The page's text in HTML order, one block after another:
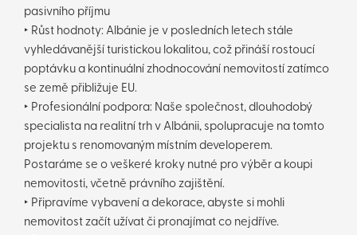
pasivního příjmu
‣ Růst hodnoty: Albánie je v posledních letech stále
vyhledávanější turistickou lokalitou, což přináší rostoucí
poptávku a kontinuální zhodnocování nemovitostí zatímco
se země přibližuje EU.
‣ Profesionální podpora: Naše společnost, dlouhodobý
specialista na realitní trh v Albánii, spolupracuje na tomto
projektu s renomovaným místním developerem.
Postaráme se o veškeré kroky nutné pro výběr a koupi
nemovitosti, včetně právního zajištění.
‣ Připravíme vybavení a dekorace, abyste si mohli
nemovitost začít užívat či pronajímat co nejdříve.